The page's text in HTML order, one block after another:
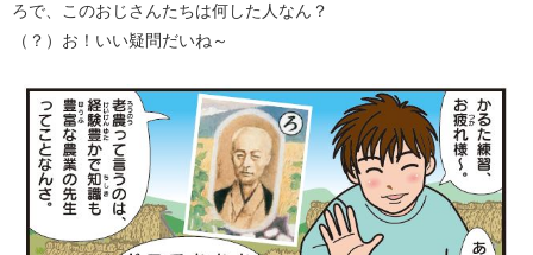
ろで、このおじさんたちは何した人なん？
（？）お！いい疑問だいね～​